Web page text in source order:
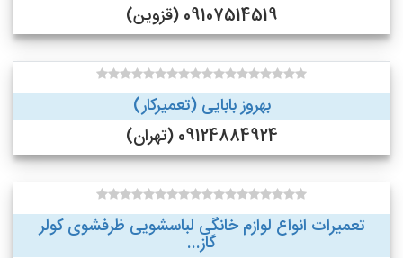
09107514519 (قزوین)
بهروز بابایی (تعمیرکار)
09124884924 (تهران)
تعمیرات انواع لوازم خانگی لباسشویی ظرفشوی کولر
گاز...